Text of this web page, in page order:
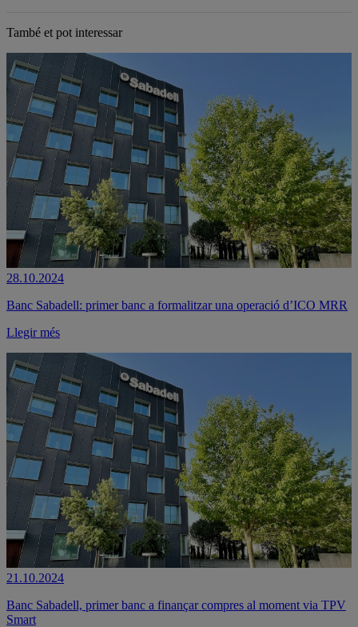
També et pot interessar
28.10.2024
Banc Sabadell: primer banc a formalitzar una operació d’ICO MRR
Llegir més
21.10.2024
Banc Sabadell, primer banc a finançar compres al moment via TPV
Smart